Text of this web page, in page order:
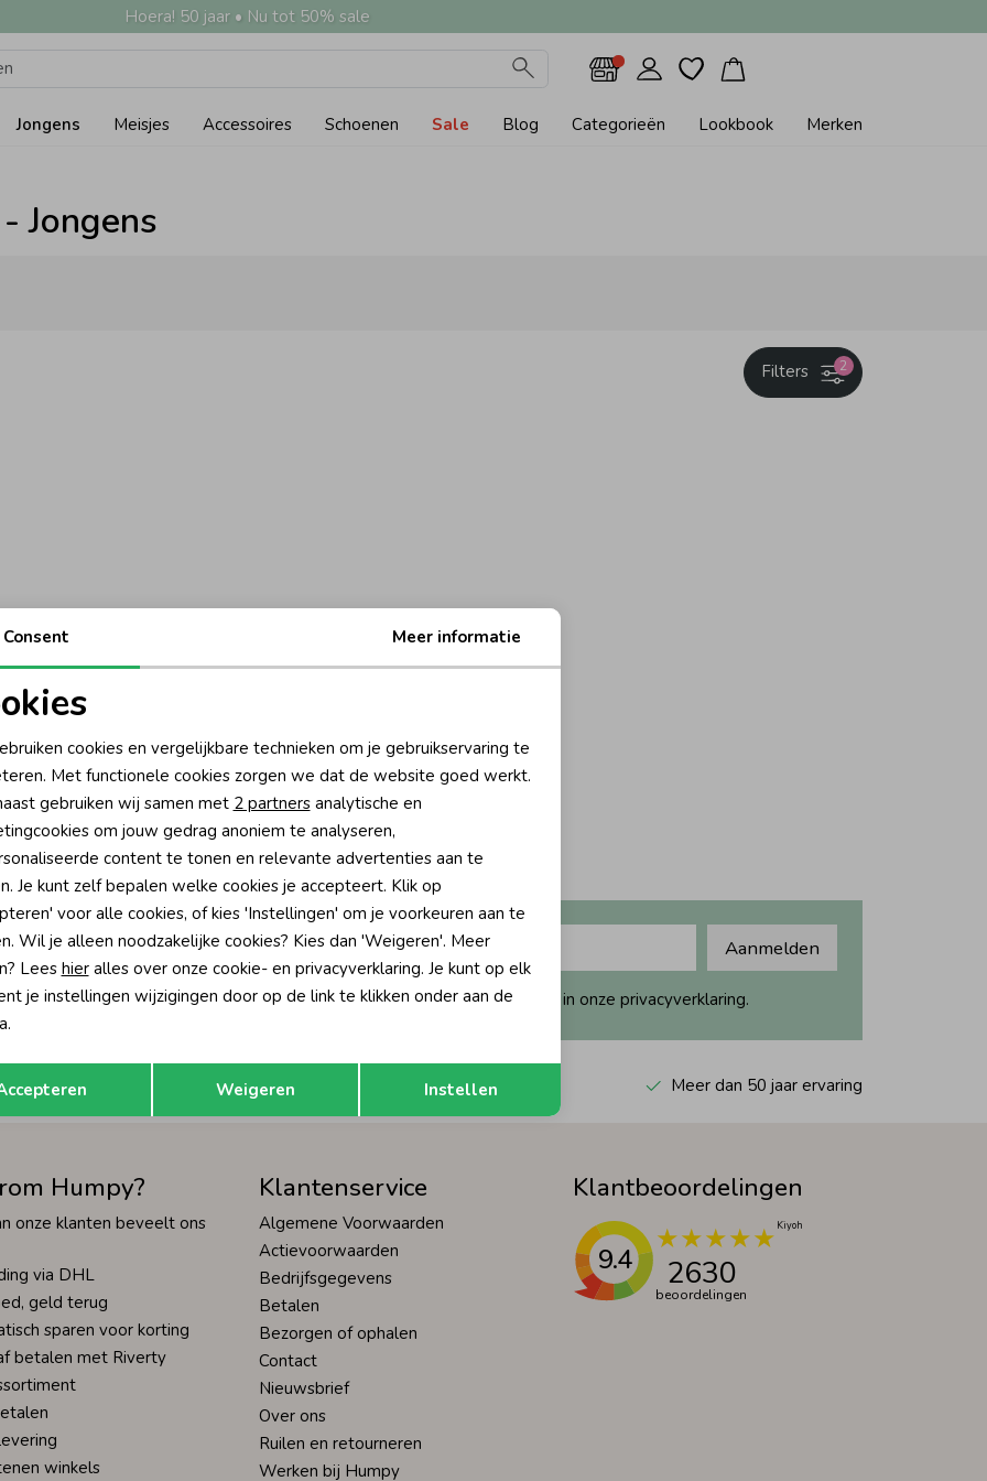
Hoera! 50 jaar • Nu tot 50% sale
Jongens Meisjes Accessoires Schoenen Sale Blog Categorieën Lookbook Merken
Jongens
2
Filters
direct 10% korting* op je
Aanmelden
Hoe we met je data omgaan? Bekijk dit in onze privacyverklaring.
sparen voor korting Wij scoren een 9,4 op Kiyoh Meer dan 50 jaar ervaring
Humpy?
onze klanten beveelt ons
via DHL
geld terug
sparen voor korting
betalen met Riverty
winkels
Klantenservice
Algemene Voorwaarden
Actievoorwaarden
Bedrijfsgegevens
Betalen
Bezorgen of ophalen
Contact
Nieuwsbrief
Over ons
Ruilen en retourneren
Werken bij Humpy
Klantbeoordelingen
9.4 2630
beoordelingen
cookies
cookies Marketing cookies
Terug Opslaan
Consent Meer informatie
cookies en vergelijkbare technieken om je gebruikservaring te
Met functionele cookies zorgen we dat de website goed werkt.
gebruiken wij samen met 2 partnersanalytische en
om jouw gedrag anoniem te analyseren,
content te tonen en relevante advertenties aan te
Je kunt zelf bepalen welke cookies je accepteert. Klik op
voor alle cookies, of kies 'Instellingen' om je voorkeuren aan te
Wil je alleen noodzakelijke cookies? Kies dan 'Weigeren'. Meer
Lees hieralles over onze cookie- en privacyverklaring. Je kunt op elk
je instellingen wijzigingen door op de link te klikken onder aan de
Weigeren Instellen